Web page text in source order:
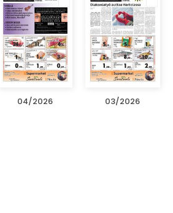
04/2026 03/2026